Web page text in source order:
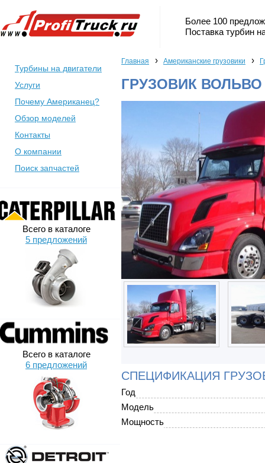
Более 100
Поставка турбин
Турбины на двигатели
Услуги
Почему Американец?
Обзор моделей
Контакты
О компании
Поиск запчастей
Всего в каталоге
5 предложений
Всего в каталоге
6 предложений
Главная › Американские грузовики ›
ГРУЗОВИК ВОЛЬВО
СПЕЦИФИКАЦИЯ
Год
Модель
Мощность